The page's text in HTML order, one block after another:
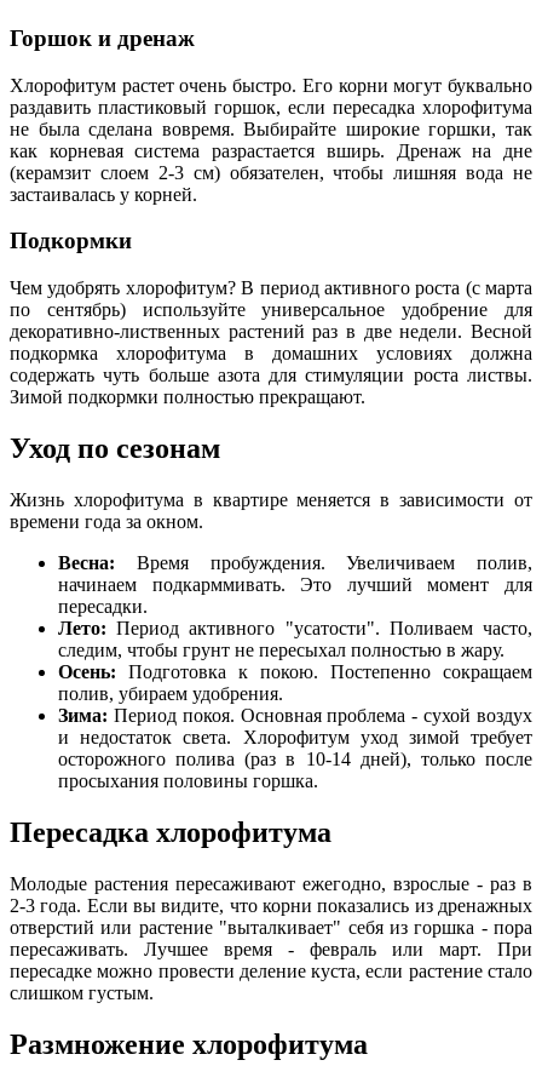
Горшок и дренаж
Хлорофитум растет очень быстро. Его корни могут буквально
раздавить пластиковый горшок, если пересадка хлорофитума
не была сделана вовремя. Выбирайте широкие горшки, так
как корневая система разрастается вширь. Дренаж на дне
(керамзит слоем 2-3 см) обязателен, чтобы лишняя вода не
застаивалась у корней.
Подкормки
Чем удобрять хлорофитум? В период активного роста (с марта
по сентябрь) используйте универсальное удобрение для
декоративно-лиственных растений раз в две недели. Весной
подкормка хлорофитума в домашних условиях должна
содержать чуть больше азота для стимуляции роста листвы.
Зимой подкормки полностью прекращают.
Уход по сезонам
Жизнь хлорофитума в квартире меняется в зависимости от
времени года за окном.
Весна: Время пробуждения. Увеличиваем полив,
начинаем подкарммивать. Это лучший момент для
пересадки.
Лето: Период активного "усатости". Поливаем часто,
следим, чтобы грунт не пересыхал полностью в жару.
Осень: Подготовка к покою. Постепенно сокращаем
полив, убираем удобрения.
Зима: Период покоя. Основная проблема - сухой воздух
и недостаток света. Хлорофитум уход зимой требует
осторожного полива (раз в 10-14 дней), только после
просыхания половины горшка.
Пересадка хлорофитума
Молодые растения пересаживают ежегодно, взрослые - раз в
2-3 года. Если вы видите, что корни показались из дренажных
отверстий или растение "выталкивает" себя из горшка - пора
пересаживать. Лучшее время - февраль или март. При
пересадке можно провести деление куста, если растение стало
слишком густым.
Размножение хлорофитума